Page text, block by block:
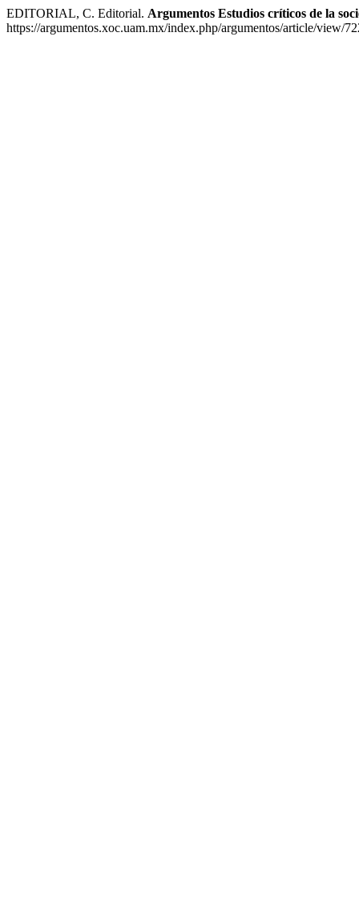
EDITORIAL, C. Editorial. Argumentos Estudios críticos de la
https://argumentos.xoc.uam.mx/index.php/argumentos/article/view/